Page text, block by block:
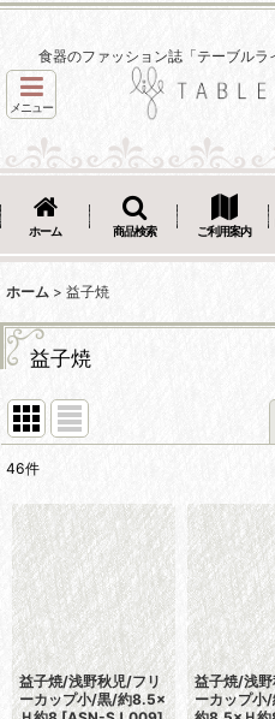
食器のファッション誌「テーブル
メニュー
ホーム 商品検索 ご利用案内
ホーム > 益子焼
益子焼
並び順 :
絞り
46件
益子焼/浅野秋児/フリ
ーカップ小/黒/約8.5×
益子焼/浅
ーカップ